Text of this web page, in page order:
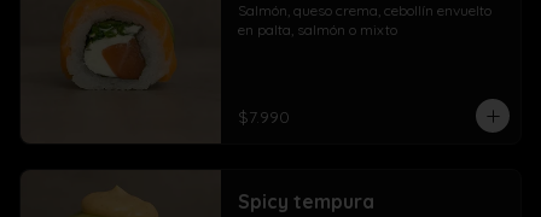
Salmón, queso crema, cebollín envuelto
en palta, salmón o mixto
$7.990
Spicy tempura